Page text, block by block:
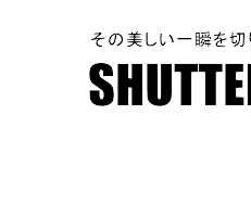
SHUTTER HACK